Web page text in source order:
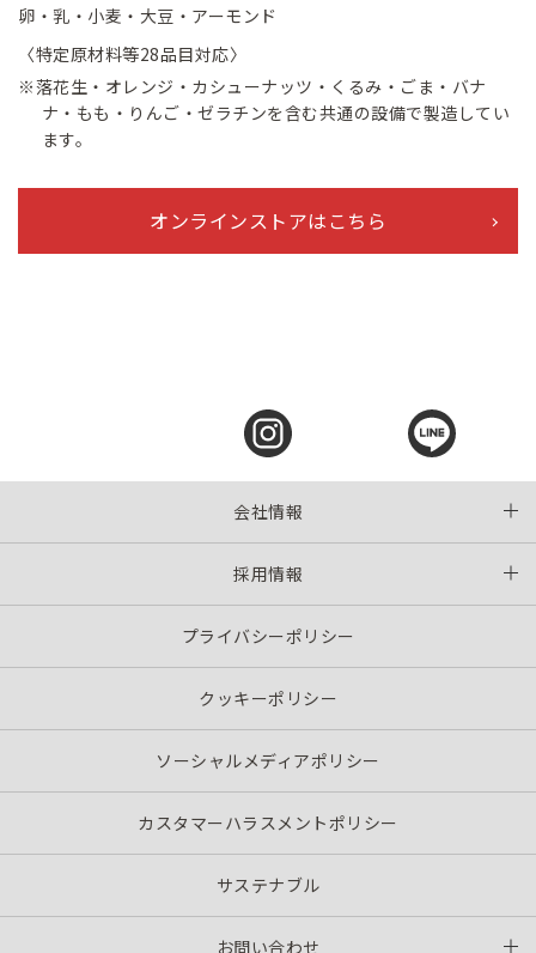
卵・乳・小麦・大豆・アーモンド
〈特定原材料等28品目対応〉
※落花生・オレンジ・カシューナッツ・くるみ・ごま・バナ
ナ・もも・りんご・ゼラチンを含む共通の設備で製造してい
ます。
オンラインストアはこちら
会社情報
採用情報
プライバシーポリシー
クッキーポリシー
ソーシャルメディアポリシー
カスタマーハラスメントポリシー
サステナブル
お問い合わせ